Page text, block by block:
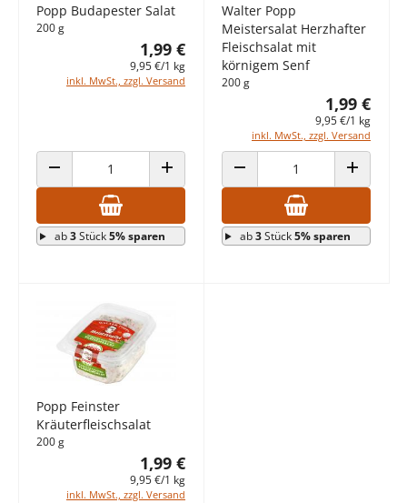
Popp Budapester Salat
200 g
1,99 €
9,95 €/1 kg
inkl. MwSt., zzgl. Versand
ANZAHL VERRINGERN ANZAHL ERHÖHEN
ab3Stück5% sparen
Walter Popp
Meistersalat Herzhafter
Fleischsalat mit
körnigem Senf
200 g
1,99 €
9,95 €/1 kg
inkl. MwSt., zzgl. Versand
ANZAHL VERRINGERN ANZAHL
ab3Stück5% sparen
Popp Feinster
Kräuterfleischsalat
200 g
1,99 €
9,95 €/1 kg
inkl. MwSt., zzgl. Versand